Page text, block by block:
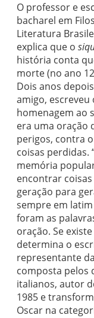
O professor e
bacharel em
Literatura
explica que o
história conta
morte (no ano
Dois anos
amigo,
homenagem ao
era uma oração
perigos, contra
coisas perdidas.
memória
encontrar
geração para
sempre em
foram as
oração. Se
determina o
representante
composta pelos
italianos, autor
1985 e
Oscar na